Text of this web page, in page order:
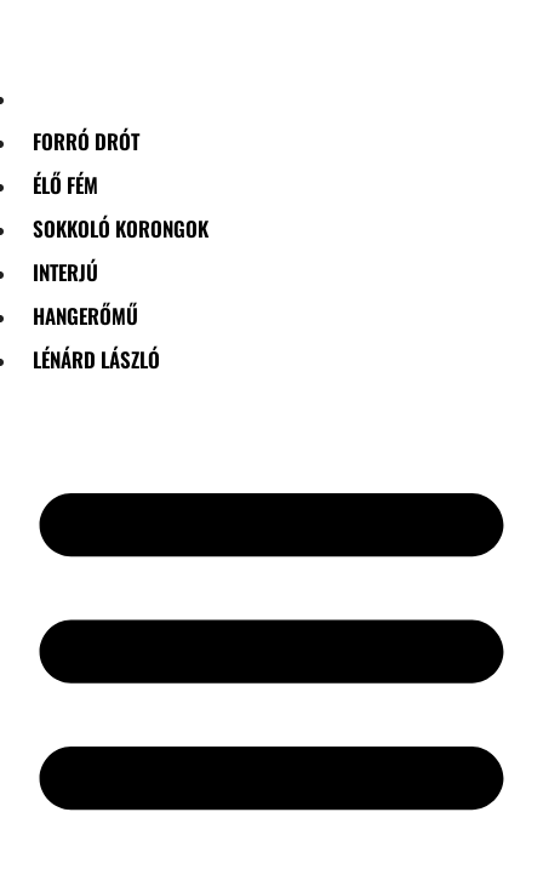
FORRÓ DRÓT
ÉLŐ FÉM
SOKKOLÓ KORONGOK
INTERJÚ
HANGERŐMŰ
LÉNÁRD LÁSZLÓ